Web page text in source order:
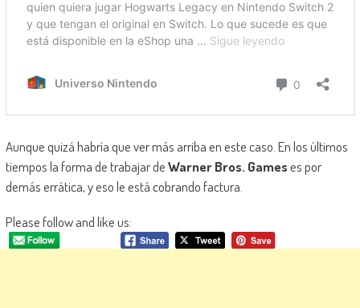
Aunque quizá habría que ver más arriba en este caso. En los últimos
tiempos la forma de trabajar deWarner Bros. Gameses por
demás errática, y eso le está cobrando factura.
Please follow and like us: